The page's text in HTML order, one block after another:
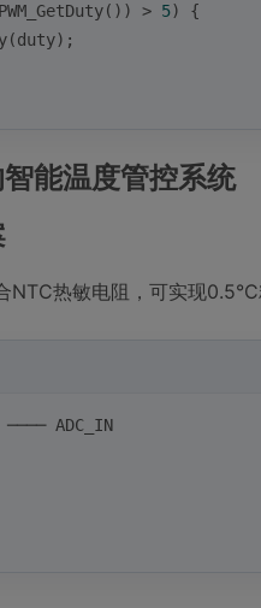
> 5) {
能温度管控系统
NTC热敏电阻，可实现
ADC_IN